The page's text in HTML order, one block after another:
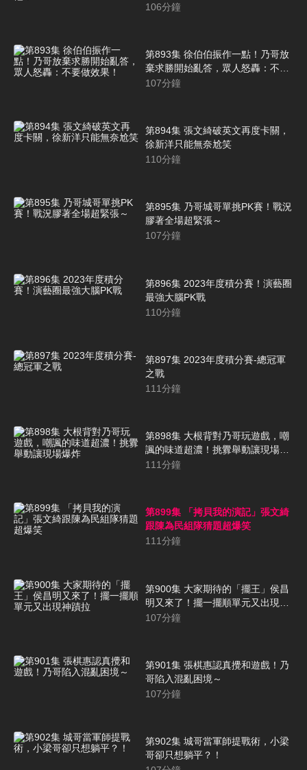
106分鐘
第893集 徐伯伯振作一點！乃哥放
棄求勝開始亂答，眾人怒轟：不要
做效果！
107分鐘
第894集 張文綺破英文再度卡關，
徐新洋只能無奈尬笑
110分鐘
第895集 乃哥城哥單挑PK賽！戰況
膠著全場超緊張～
107分鐘
第896集 2023年度積分賽！演藝圈
最強大腦PK戰
110分鐘
第897集 2023年度積分賽-總冠軍
之戰
111分鐘
第898集 大根背對乃哥玩遊戲，嘲
諷的味道超濃！挑釁舉動讓現場爆
炸
111分鐘
第899集 「拷貝我的演記」張文綺
跟陳為民組隊猜題超爆笑
111分鐘
第900集 大家期待的「擺王」侯昌
明又來了！擺一擺順單元又出現神
蹟拉
107分鐘
第901集 張棋惠認真攪和遊戲！乃
哥陷入混亂困境～
107分鐘
第902集 城哥當軍師提戰術，小梁
哥卻只想躺平？！